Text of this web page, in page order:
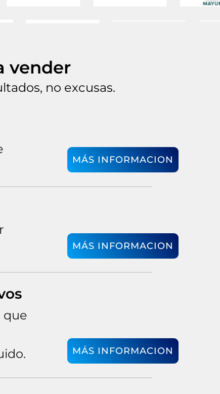
vender
no excusas.
MÁS INFORMACION
MÁS INFORMACION
que
MÁS INFORMACION